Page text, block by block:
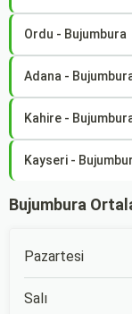
Ordu - Bujumbura
Adana -
Kahire -
Kayseri -
Bujumbura
Pazartesi
Salı